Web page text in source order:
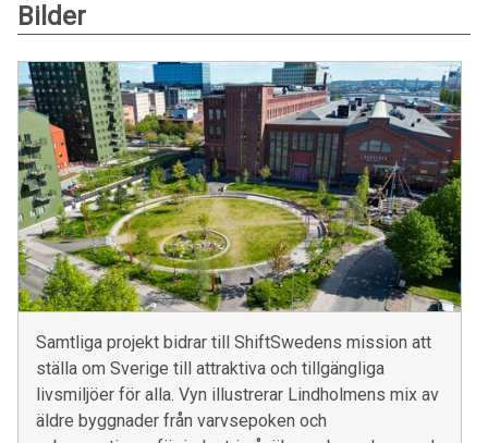
Bilder
Samtliga projekt bidrar till ShiftSwedens mission att
ställa om Sverige till attraktiva och tillgängliga
livsmiljöer för alla. Vyn illustrerar Lindholmens mix av
äldre byggnader från varvsepoken och